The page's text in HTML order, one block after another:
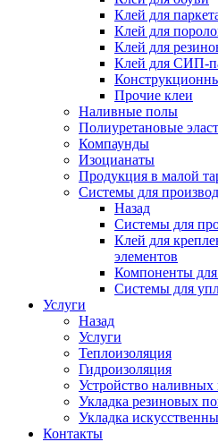
Клей для
Клей для
Клей для
Клей для СИП-
Прочие клеи
Наливные полы
Полиуретановые
Компаунды
Изоцианаты
Продукция в малой
Системы для
Назад
Системы для
Клей для
элементов
Компоненты для
Системы для
Услуги
Назад
Услуги
Теплоизоляция
Гидроизоляция
Устройство наливных
Укладка резиновых
Укладка
Контакты